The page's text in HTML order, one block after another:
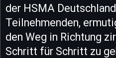
der HSMA
Teilnehmenden,
den Weg in Richtung
Schritt für Schritt zu